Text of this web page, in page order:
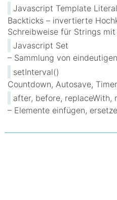
Javascript Template Literal
Backticks – invertierte
Schreibweise für Strings mit
Javascript Set
– Sammlung von
setInterval()
Countdown, Autosave,
after, before, replaceWith,
– Elemente einfügen,